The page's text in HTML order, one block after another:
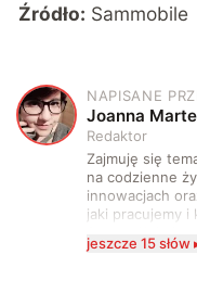
Źródło: Sammobile
J
NAPISANE
Joanna
Redaktor
Zajmuję się
na codzienne
innowacjach
jaki pracujemy i
Szczególnie
technologii a
jeszcze 15 słów